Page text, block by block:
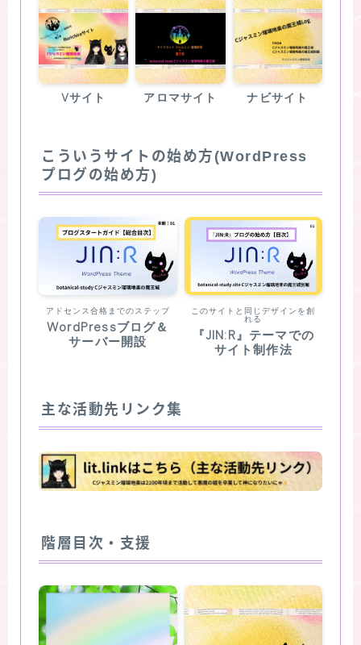
Vサイト アロマサイト ナビサイト
こういうサイトの始め方(WordPress
プログの始め方)
アドセンス合格までのステップ
WordPressブログ＆
サーバー開設
このサイトと同じデザインを創
れる
『JIN:R』テーマでの
サイト制作法
主な活動先リンク集
階層目次・支援